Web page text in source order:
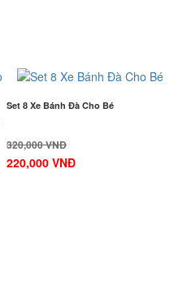
Set 8 Xe Bánh Đà Cho Bé
320,000 VNĐ
220,000 VNĐ